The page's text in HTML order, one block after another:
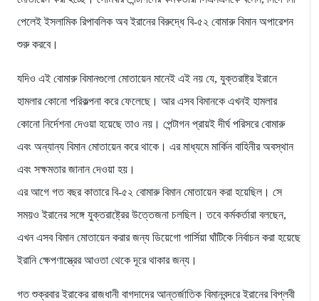
পেলেই ইসলামিক রিপাবলিক অব ইরানের বিরুদ্ধে বি-৫২ বোমারু বিমান অপারেশন
শুরু করবে।
যদিও এই বোমারু বিমানগুলো মোতায়েন মানেই এই নয় যে, যুক্তরাষ্ট্র ইরানে
হামলার কোনো পরিকল্পনা করে ফেলেছে। আর এসব বিমানকে এখনই হামলার
কোনো নির্দেশনা দেওয়া হয়েছে তাও নয়। পেন্টাগন প্রায়ই দীর্ঘ পরিসরে বোমারু
এবং অন্যান্য বিমান মোতায়েন করে থাকে। এর মাধ্যমে মার্কিন বাহিনীর অবস্থান
এবং সক্ষমতার জানান দেওয়া হয়।
এর আগে গত বছর কাতারে বি-৫২ বোমারু বিমান মোতায়েন করা হয়েছিল। সে
সময়ও ইরানের সঙ্গে যুক্তরাষ্ট্রের উত্তেজনা চলছিল। তবে কর্মকর্তারা বলছেন,
এখন এসব বিমান মোতায়েন করার জন্য ডিয়েগো গার্সিয়া ঘাঁটিকে নির্বাচন করা হয়েছে
ইরানি ক্ষেপণাস্ত্রের আওতা থেকে দূরে থাকার জন্য।
গত শুক্রবার ইরাকের রাজধানী বাগদাদের আন্তর্জাতিক বিমানবন্দরে ইরানের বিপ্লবী